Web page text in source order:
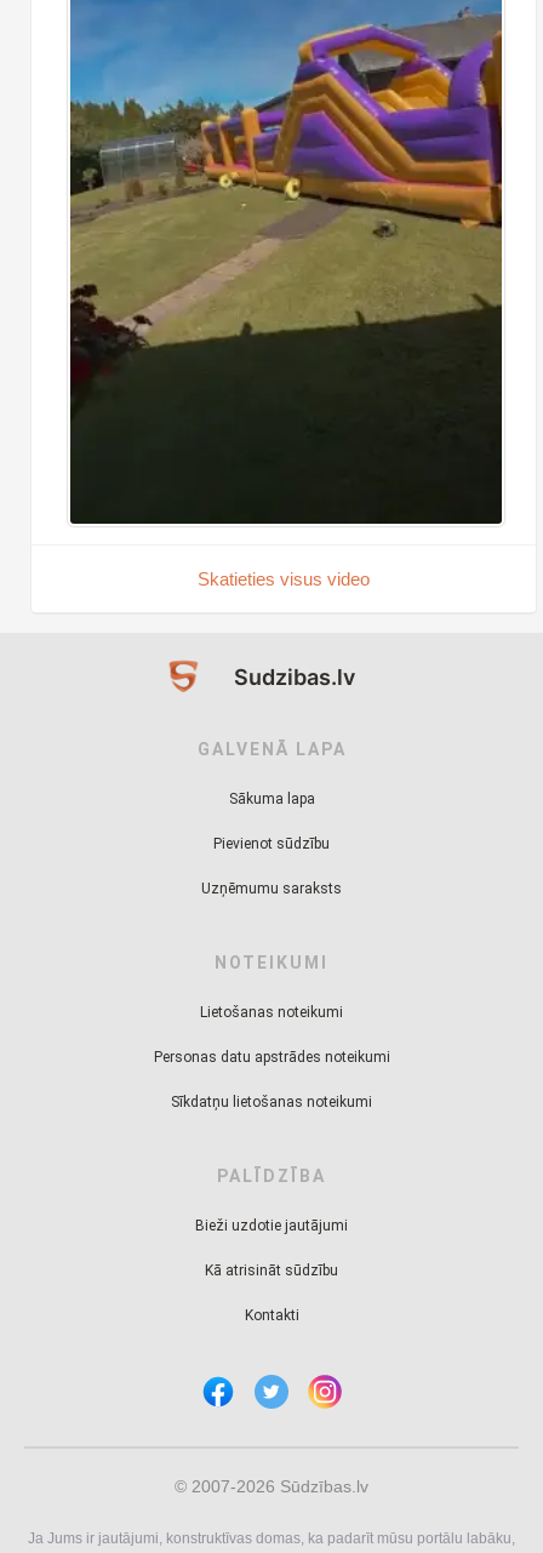
Skatieties visus video
Sudzibas.lv
GALVENĀ LAPA
Sākuma lapa
Pievienot sūdzību
Uzņēmumu saraksts
NOTEIKUMI
Lietošanas noteikumi
Personas datu apstrādes noteikumi
Sīkdatņu lietošanas noteikumi
PALĪDZĪBA
Bieži uzdotie jautājumi
Kā atrisināt sūdzību
Kontakti
© 2007-2026 Sūdzības.lv
Ja Jums ir jautājumi, konstruktīvas domas, ka padarīt mūsu portālu labāku,